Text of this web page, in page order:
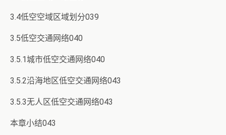
3.4低空空域区域划分039
3.5低空交通网络040
3.5.1城市低空交通网络040
3.5.2沿海地区低空交通网络043
3.5.3无人区低空交通网络043
本章小结043